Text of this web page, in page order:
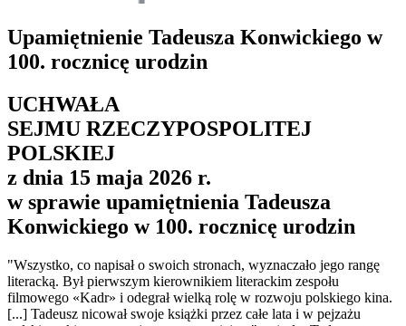
Upamiętnienie Tadeusza Konwickiego w
100. rocznicę urodzin
UCHWAŁA
SEJMU RZECZYPOSPOLITEJ
POLSKIEJ
z dnia 15 maja 2026 r.
w sprawie upamiętnienia Tadeusza
Konwickiego w 100. rocznicę urodzin
"Wszystko, co napisał o swoich stronach, wyznaczało jego rangę
literacką. Był pierwszym kierownikiem literackim zespołu
filmowego «Kadr» i odegrał wielką rolę w rozwoju polskiego kina.
[...] Tadeusz nicował swoje książki przez całe lata i w pejzażu